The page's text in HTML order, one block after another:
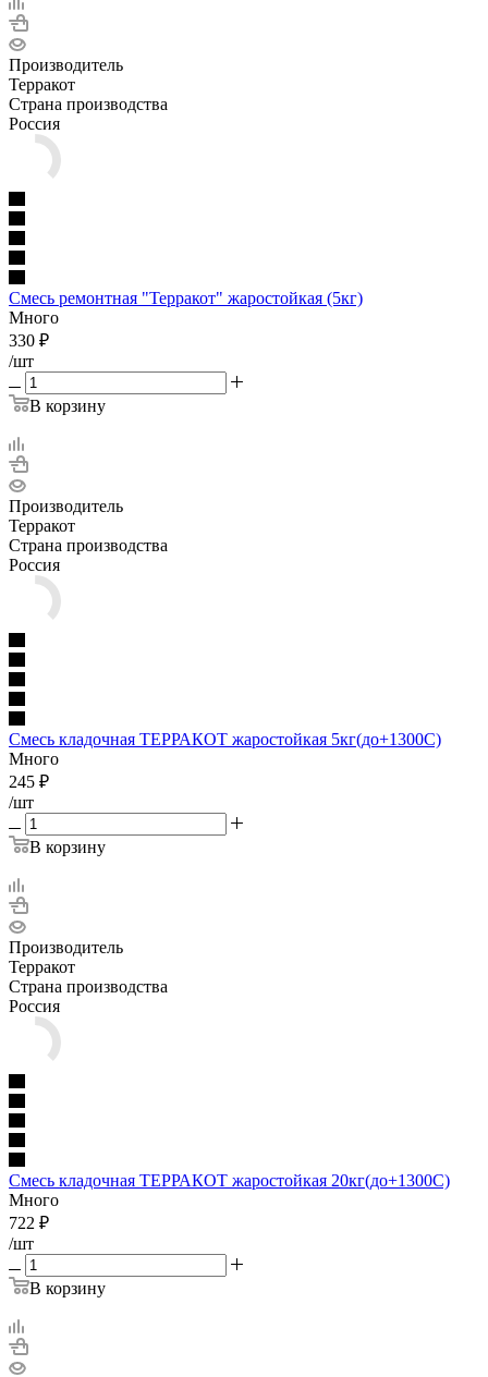
Производитель
Терракот
Страна производства
Россия
Смесь ремонтная "Терракот" жаростойкая (5кг)
Много
330 ₽
/шт
В корзину
Производитель
Терракот
Страна производства
Россия
Смесь кладочная ТЕРРАКОТ жаростойкая 5кг(до+1300С)
Много
245 ₽
/шт
В корзину
Производитель
Терракот
Страна производства
Россия
Смесь кладочная ТЕРРАКОТ жаростойкая 20кг(до+1300С)
Много
722 ₽
/шт
В корзину